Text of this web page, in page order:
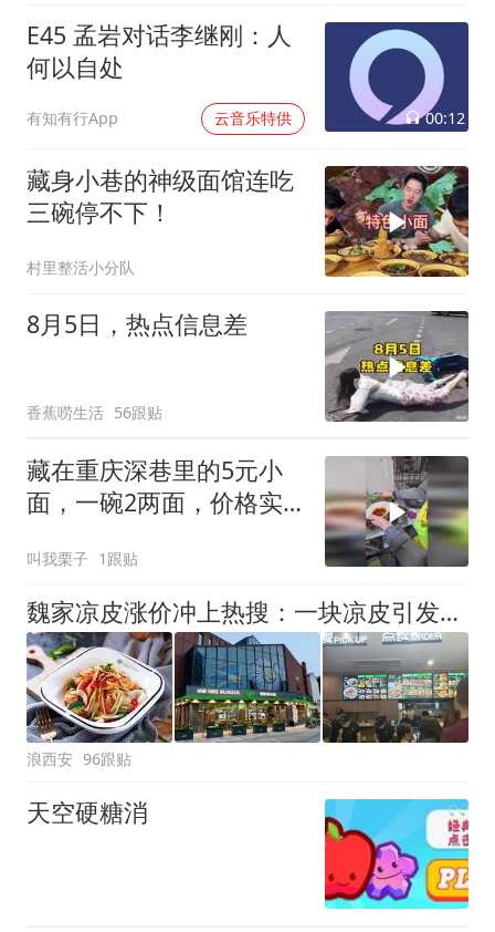
E45 孟岩对话李继刚：人
何以自处
有知有行App 云音乐特供 00:12
藏身小巷的神级面馆连吃
三碗停不下！
村里整活小分队
8月5日，热点信息差
香蕉唠生活 56跟贴
藏在重庆深巷里的5元小
面，一碗2两面，价格实
叫我栗子 1跟贴
魏家凉皮涨价冲上热搜：一块凉皮引发的争论，西安食客该怎么选？
浪西安 96跟贴
天空硬糖消